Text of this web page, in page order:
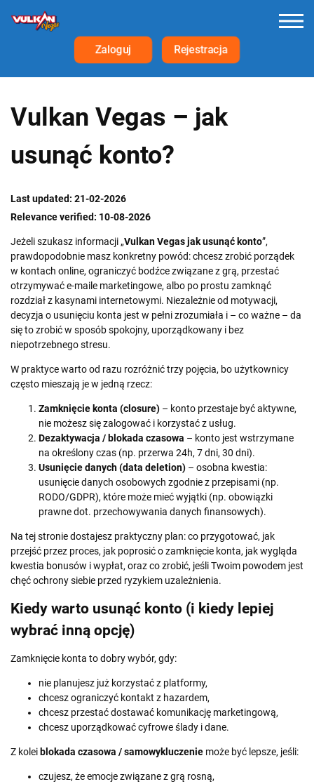
Zaloguj Rejestracja
Vulkan Vegas – jak
usunąć konto?
Last updated: 21-02-2026
Relevance verified: 10-08-2026
Jeżeli szukasz informacji „Vulkan Vegas jak usunąć konto”,
prawdopodobnie masz konkretny powód: chcesz zrobić porządek
w kontach online, ograniczyć bodźce związane z grą, przestać
otrzymywać e-maile marketingowe, albo po prostu zamknąć
rozdział z kasynami internetowymi. Niezależnie od motywacji,
decyzja o usunięciu konta jest w pełni zrozumiała i – co ważne – da
się to zrobić w sposób spokojny, uporządkowany i bez
niepotrzebnego stresu.
W praktyce warto od razu rozróżnić trzy pojęcia, bo użytkownicy
często mieszają je w jedną rzecz:
Zamknięcie konta (closure) – konto przestaje być aktywne,
nie możesz się zalogować i korzystać z usług.
Dezaktywacja / blokada czasowa – konto jest wstrzymane
na określony czas (np. przerwa 24h, 7 dni, 30 dni).
Usunięcie danych (data deletion) – osobna kwestia:
usunięcie danych osobowych zgodnie z przepisami (np.
RODO/GDPR), które może mieć wyjątki (np. obowiązki
prawne dot. przechowywania danych finansowych).
Na tej stronie dostajesz praktyczny plan: co przygotować, jak
przejść przez proces, jak poprosić o zamknięcie konta, jak wygląda
kwestia bonusów i wypłat, oraz co zrobić, jeśli Twoim powodem jest
chęć ochrony siebie przed ryzykiem uzależnienia.
Kiedy warto usunąć konto (i kiedy lepiej
wybrać inną opcję)
Zamknięcie konta to dobry wybór, gdy:
nie planujesz już korzystać z platformy,
chcesz ograniczyć kontakt z hazardem,
chcesz przestać dostawać komunikację marketingową,
chcesz uporządkować cyfrowe ślady i dane.
Z kolei blokada czasowa / samowykluczenie może być lepsze, jeśli:
czujesz, że emocje związane z grą rosną,